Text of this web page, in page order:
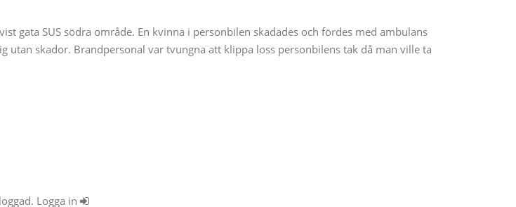
gata SUS södra område. En kvinna i personbilen skadades och fördes med ambulans
skador. Brandpersonal var tvungna att klippa loss personbilens tak då man ville ta
Logga in